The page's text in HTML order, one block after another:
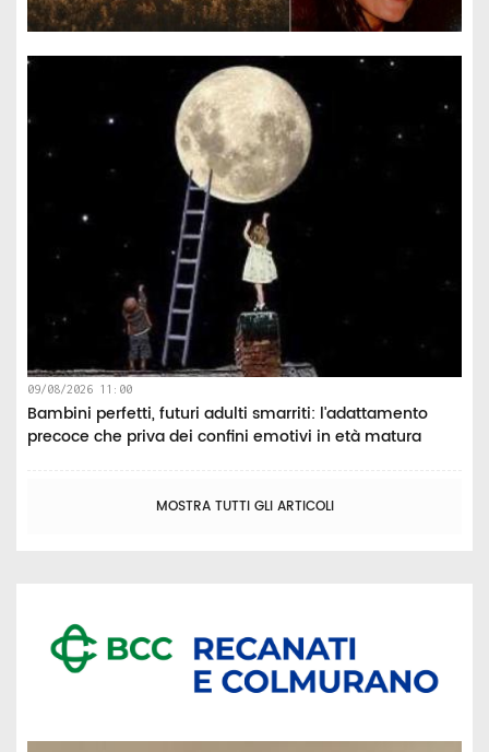
09/08/2026 11:00
Bambini perfetti, futuri adulti smarriti: l'adattamento
precoce che priva dei confini emotivi in età matura
MOSTRA TUTTI GLI ARTICOLI